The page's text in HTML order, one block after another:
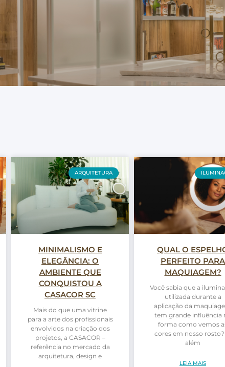
ARQUITETURA
MINIMALISMO E
ELEGÂNCIA: O
AMBIENTE QUE
CONQUISTOU A
CASACOR SC
Mais do que uma vitrine
para a arte dos profissionais
envolvidos na criação dos
projetos, a CASACOR –
referência no mercado da
arquitetura, design e
QUAL O
PERFEITO PARA
MAQUIAGEM?
Você sabia que a
utilizada durante a
aplicação da
tem grande influência
forma como vemos
cores em nosso rosto?
além
LEIA MAIS